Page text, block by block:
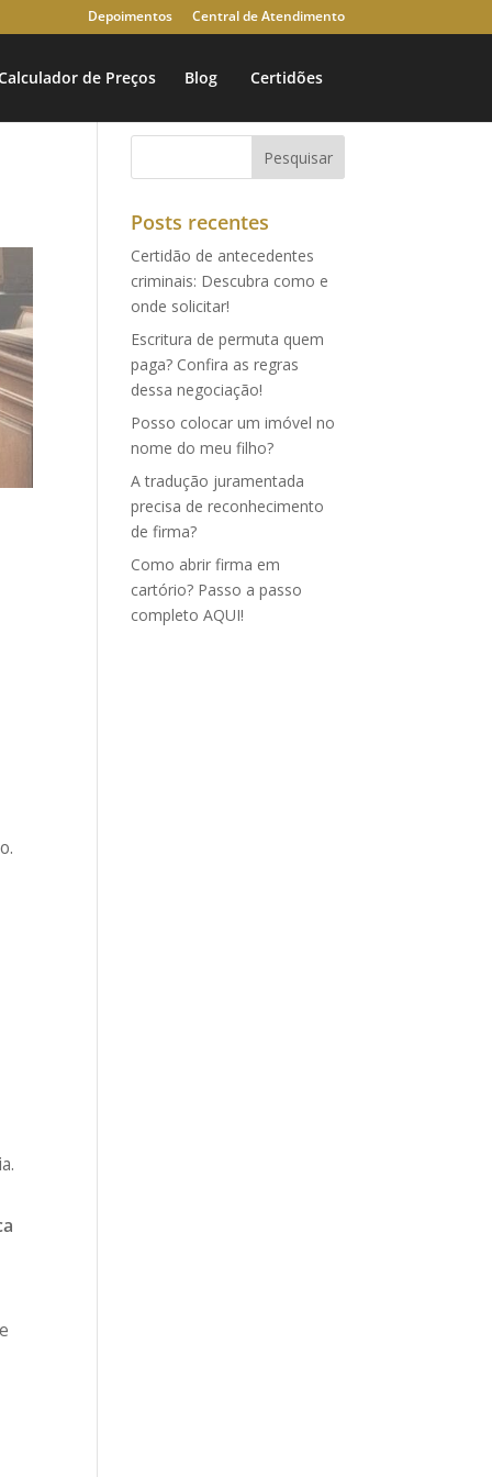
Depoimentos Central de Atendimento
de Preços Blog Certidões
Posts recentes
Certidão de antecedentes
criminais: Descubra como e
onde solicitar!
Escritura de permuta quem
paga? Confira as regras
dessa negociação!
Posso colocar um imóvel no
nome do meu filho?
A tradução juramentada
precisa de reconhecimento
de firma?
Como abrir firma em
cartório? Passo a passo
completo AQUI!